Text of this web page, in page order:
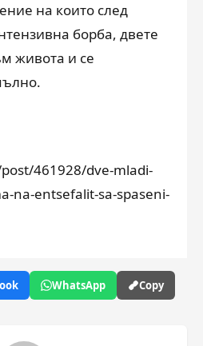
на които след
борба, двете
живота и се
461928/dve-mladi-
na-entsefalit-sa-spaseni-
WhatsApp Copy